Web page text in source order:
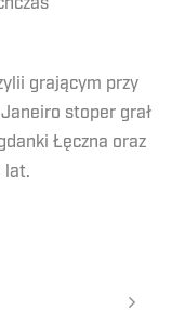
grającym przy
stoper grał
Łęczna oraz
lat.